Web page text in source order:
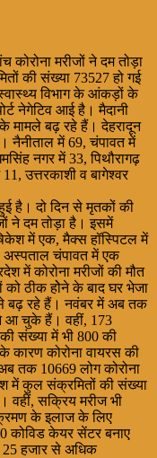
कोरोना मरीजों ने दम तोड़ा
की संख्या 73527 हो गई
विभाग के आंकड़ों के
नेगेटिव आई है। मैदानी
मामले बढ़ रहे हैं। देहरादून
नैनीताल में 69, चंपावत में
नगर में 33, पिथौरागढ़
उत्तरकाशी व बागेश्वर
हुई है। दो दिन से मृतकों की
ने दम तोड़ा है। इसमें
में एक, मैक्स हॉस्पिटल में
अस्पताल चंपावत में एक
में कोरोना मरीजों की मौत
ठीक होेने के बाद घर भेजा
बढ़ रहे हैं। नवंबर में अब तक
आ चुके हैं। वहीं, 173
संख्या में भी 800 की
कारण कोरोना वायरस की
तक 10669 लोग कोरोना
में कुल संक्रमितों की संख्या
वहीं, सक्रिय मरीज भी
के इलाज के लिए
कोविड केयर सेंटर बनाए
25 हजार से अधिक